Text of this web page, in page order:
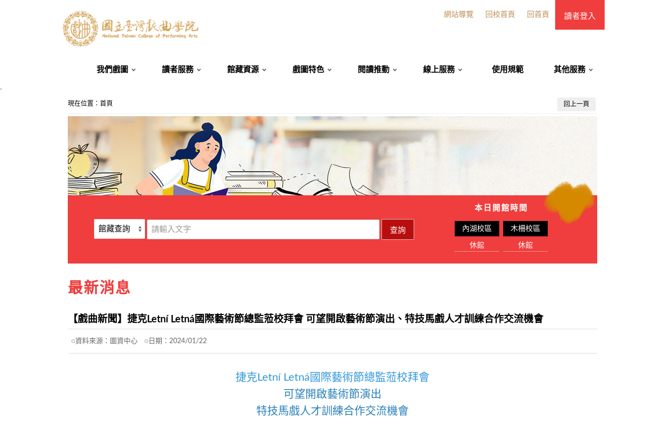
網站導覽 回校首頁 回首頁 讀者登入
我們戲圖 讀者服務 館藏資源 戲圖特色 閱讀推動 線上服務 使用規範 其他服務
.
現在位置 ： 首頁 回上一頁
本日開館時間
內湖校區
休館
木柵校區
休館
最新消息
【戲曲新聞】捷克Letní Letná國際藝術節總監蒞校拜會 可望開啟藝術節演出、特技馬戲人才訓練合作交流機會
資料來源： 圖資中心 日期： 2024/01/22
捷克Letní Letná國際藝術節總監蒞校拜會
可望開啟藝術節演出
特技馬戲人才訓練合作交流機會